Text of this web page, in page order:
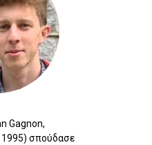
Gagnon,
1995) σπούδασε